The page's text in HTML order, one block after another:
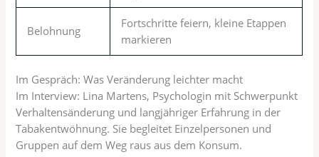
Belohnung
Fortschritte feiern, kleine Etappen
markieren
Im Gespräch: Was Veränderung leichter macht
Im Interview: Lina Martens, Psychologin mit Schwerpunkt
Verhaltensänderung und langjähriger Erfahrung in der
Tabakentwöhnung. Sie begleitet Einzelpersonen und
Gruppen auf dem Weg raus aus dem Konsum.